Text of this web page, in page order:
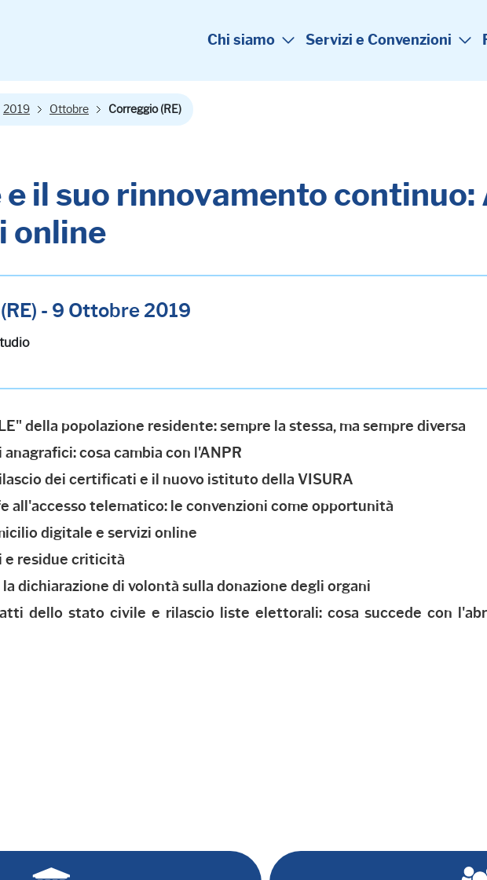
Chi siamo Servizi e Convenzioni
2019 Ottobre Correggio (RE)
il suo rinnovamento continuo:
online
- 9 Ottobre 2019
della popolazione residente: sempre la stessa, ma sempre diversa
cosa cambia con l'ANPR
dei certificati e il nuovo istituto della VISURA
all'accesso telematico: le convenzioni come opportunità
digitale e servizi online
e residue criticità
dichiarazione di volontà sulla donazione degli organi
dello stato civile e rilascio liste elettorali: cosa succede con